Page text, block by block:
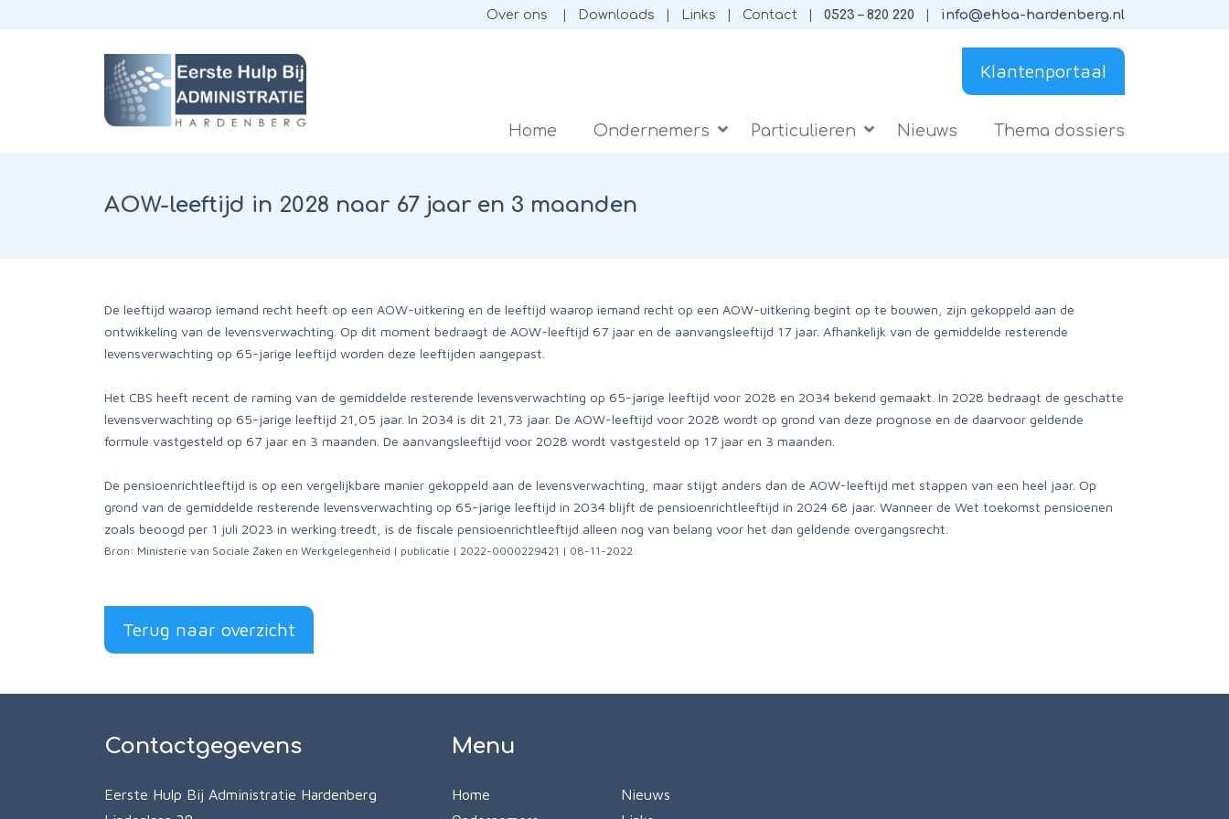
Over ons Downloads Links Contact 0523 – 820 220 info@ehba-hardenberg.nl
Klantenportaal
Home Ondernemers Particulieren Nieuws Thema dossiers
AOW-leeftijd in 2028 naar 67 jaar en 3 maanden
De leeftijd waarop iemand recht heeft op een AOW-uitkering en de leeftijd waarop iemand recht op een AOW-uitkering begint op te bouwen, zijn gekoppeld aan de
ontwikkeling van de levensverwachting. Op dit moment bedraagt de AOW-leeftijd 67 jaar en de aanvangsleeftijd 17 jaar. Afhankelijk van de gemiddelde resterende
levensverwachting op 65-jarige leeftijd worden deze leeftijden aangepast.
Het CBS heeft recent de raming van de gemiddelde resterende levensverwachting op 65-jarige leeftijd voor 2028 en 2034 bekend gemaakt. In 2028 bedraagt de geschatte
levensverwachting op 65-jarige leeftijd 21,05 jaar. In 2034 is dit 21,73 jaar. De AOW-leeftijd voor 2028 wordt op grond van deze prognose en de daarvoor geldende
formule vastgesteld op 67 jaar en 3 maanden. De aanvangsleeftijd voor 2028 wordt vastgesteld op 17 jaar en 3 maanden.
De pensioenrichtleeftijd is op een vergelijkbare manier gekoppeld aan de levensverwachting, maar stijgt anders dan de AOW-leeftijd met stappen van een heel jaar. Op
grond van de gemiddelde resterende levensverwachting op 65-jarige leeftijd in 2034 blijft de pensioenrichtleeftijd in 2024 68 jaar. Wanneer de Wet toekomst pensioenen
zoals beoogd per 1 juli 2023 in werking treedt, is de fiscale pensioenrichtleeftijd alleen nog van belang voor het dan geldende overgangsrecht.
Bron: Ministerie van Sociale Zaken en Werkgelegenheid | publicatie | 2022-0000229421 | 08-11-2022
Terug naar overzicht
Contactgegevens
Eerste Hulp Bij Administratie Hardenberg
Menu
Home
Nieuws